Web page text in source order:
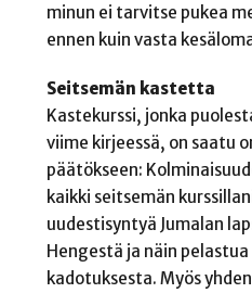
minun ei tarvitse pukea
ennen kuin vasta
Seitsemän kastetta
Kastekurssi, jonka
viime kirjeessä, on saatu
päätökseen:
kaikki seitsemän
uudestisyntyä Jumalan
Hengestä ja näin
kadotuksesta. Myös